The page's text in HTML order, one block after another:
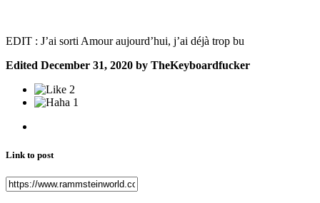
EDIT : J’ai sorti Amour aujourd’hui, j’ai déjà trop bu
Edited December 31, 2020 by TheKeyboardfucker
2
1
Link to post